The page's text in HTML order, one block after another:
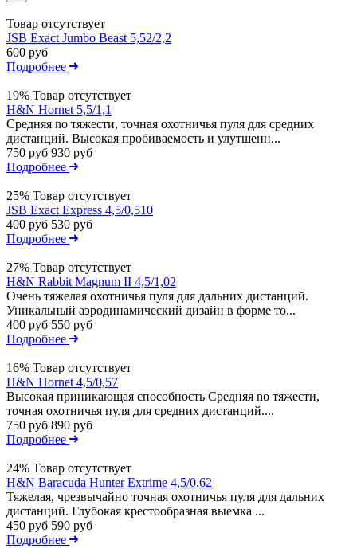
Товар отсутствует
JSB Exact Jumbo Beast 5,52/2,2
600 руб
Подробнее
19% Товар отсутствует
H&N Hornet 5,5/1,1
Средняя nо тяжести, точная охотничья пуля для средних
дистанций. Высокая пробиваемость и улутшенн...
750 руб 930 руб
Подробнее
25% Товар отсутствует
JSB Exact Express 4,5/0,510
400 руб 530 руб
Подробнее
27% Товар отсутствует
H&N Rabbit Magnum II 4,5/1,02
Очень тяжелая охотничья пуля для дальних дистанций.
Уникальный аэродинамический дизайн в форме то...
400 руб 550 руб
Подробнее
16% Товар отсутствует
H&N Hornet 4,5/0,57
Высокая приникающая способность Средняя nо тяжести,
точная охотничья пуля для средних дистанций....
750 руб 890 руб
Подробнее
24% Товар отсутствует
H&N Baracuda Hunter Extrime 4,5/0,62
Тяжелая, чрезвычайно точная охотничья пуля для дальних
дистанций. Глубокая крестообразная выемка ...
450 руб 590 руб
Подробнее